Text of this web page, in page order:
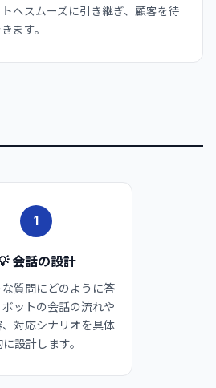
へスムーズに引き継ぎ、顧客を待
ます。
1
会話の設計
な質問にどのように答
ボットの会話の流れや
対応シナリオを具体
に設計します。